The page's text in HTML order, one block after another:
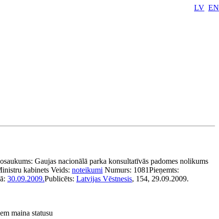
LV EN
Gaujas nacionālā parka konsultatīvās padomes nolikums
kabinets Veids: noteikumi Numurs: 1081Pieņemts:
30.09.2009.Publicēts: Latvijas Vēstnesis, 154, 29.09.2009.
maina statusu